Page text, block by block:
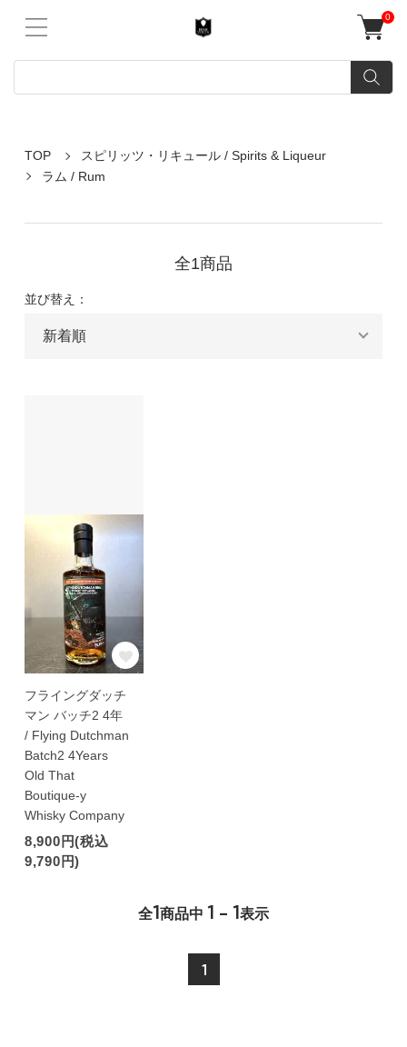
0
TOP
スピリッツ・リキュール / Spirits & Liqueur
ラム / Rum
全1商品
並び替え：
フライングダッチ
マン バッチ2 4年
/ Flying Dutchman
Batch2 4Years
Old That
Boutique-y
Whisky Company
8,900円(税込
9,790円)
全1商品中 1 - 1表示
1